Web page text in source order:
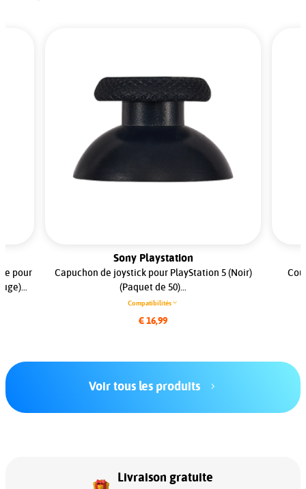
pour
Sony Playstation
Capuchon de joystick pour PlayStation 5 (Noir)
(Paquet de 50)...
Compatibilités
€ 16,99
Voir tous les produits
Livraison gratuite